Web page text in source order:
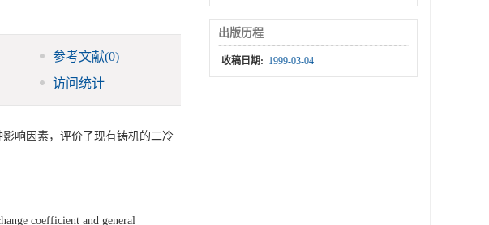
参考文献(0)
访问统计
响因素，评价了现有铸机的二冷
coefficient and general
出版历程
收稿日期: 1999-03-04